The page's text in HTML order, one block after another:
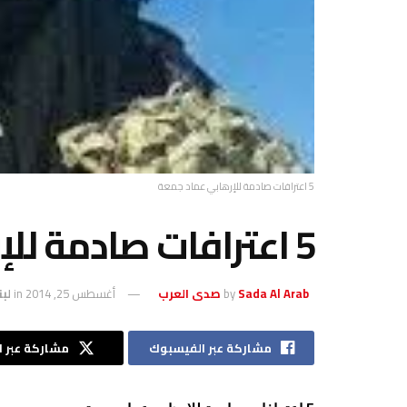
5 اعترافات صادمة للإرهابي عماد جمعة
5 اعترافات صادمة للإرهابي عماد جمعة
bySada Al Arab صدى العرب أغسطس 25, 2014 in
مشاركة عبر الفيسبوك مشاركة عبر